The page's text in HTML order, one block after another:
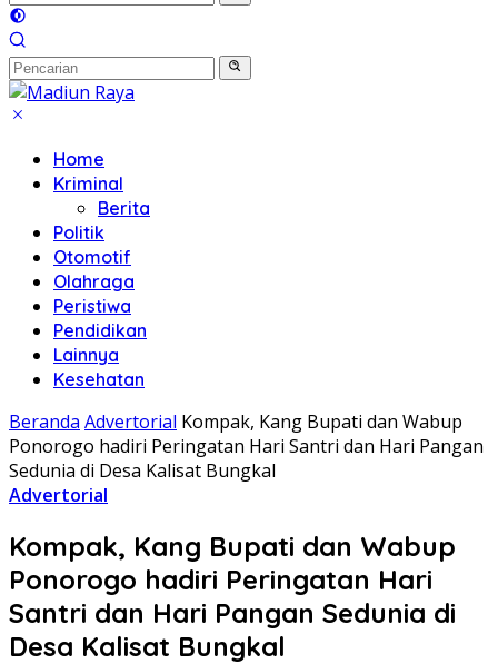
Home
Kriminal
Berita
Politik
Otomotif
Olahraga
Peristiwa
Pendidikan
Lainnya
Kesehatan
Beranda Advertorial Kompak, Kang Bupati dan Wabup
Ponorogo hadiri Peringatan Hari Santri dan Hari Pangan
Sedunia di Desa Kalisat Bungkal
Advertorial
Kompak, Kang Bupati dan Wabup
Ponorogo hadiri Peringatan Hari
Santri dan Hari Pangan Sedunia di
Desa Kalisat Bungkal